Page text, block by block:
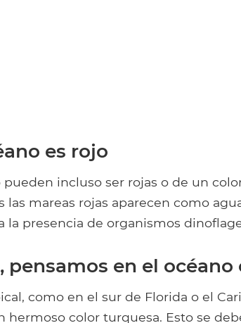
es rojo
pueden incluso ser rojas o de un
las mareas rojas aparecen como
la presencia de organismos
pensamos en el océano
como en el sur de Florida o el
hermoso color turquesa. Esto se